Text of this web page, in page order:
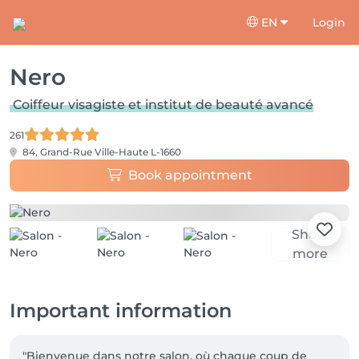
EN Login
Nero
Coiffeur visagiste et institut de beauté avancé
261
84, Grand-Rue Ville-Haute L-1660
Book appointment
Show
more
Important information
"Bienvenue dans notre salon, où chaque coup de